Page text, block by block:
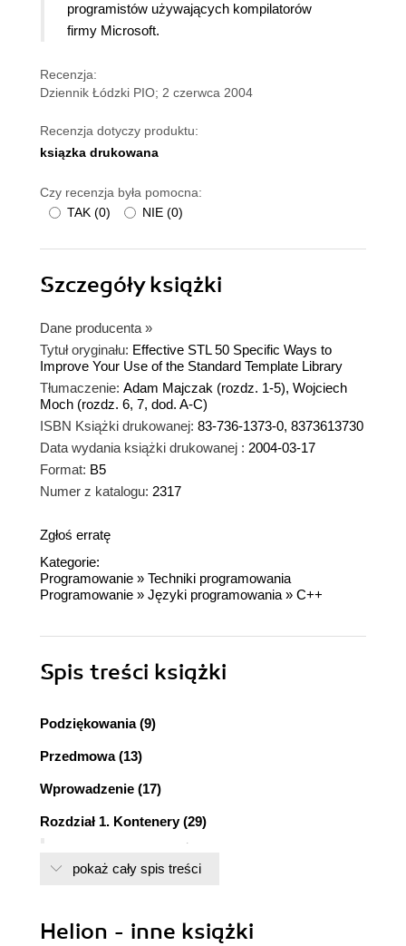
programistów używających kompilatorów
firmy Microsoft.
Recenzja:
Dziennik Łódzki PIO; 2 czerwca 2004
Recenzja dotyczy produktu:
ksiązka drukowana
Czy recenzja była pomocna:
TAK (0) NIE (0)
Szczegółyksiążki
Dane producenta »
Tytuł oryginału: Effective STL 50 Specific Ways to
Improve Your Use of the Standard Template Library
Tłumaczenie: Adam Majczak (rozdz. 1-5), Wojciech
Moch (rozdz. 6, 7, dod. A-C)
ISBN Książki drukowanej: 83-736-1373-0, 8373613730
Data wydania książki drukowanej : 2004-03-17
Format: B5
Numer z katalogu: 2317
Zgłoś erratę
Kategorie:
Programowanie » Techniki programowania
Programowanie » Języki programowania» C++
Spis treści książki
Podziękowania (9)
Przedmowa (13)
Wprowadzenie (17)
Rozdział 1. Kontenery (29)
(30)
kontenera (35)
pokaż cały spis treści
Helion - inne książki